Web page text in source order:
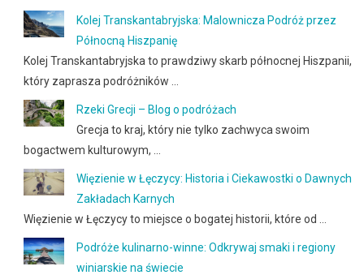
Kolej Transkantabryjska: Malownicza Podróż przez
Północną Hiszpanię
Kolej Transkantabryjska to prawdziwy skarb północnej Hiszpanii,
który zaprasza podróżników …
Rzeki Grecji – Blog o podróżach
Grecja to kraj, który nie tylko zachwyca swoim
bogactwem kulturowym, …
Więzienie w Łęczycy: Historia i Ciekawostki o Dawnych
Zakładach Karnych
Więzienie w Łęczycy to miejsce o bogatej historii, które od …
Podróże kulinarno-winne: Odkrywaj smaki i regiony
winiarskie na świecie